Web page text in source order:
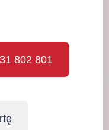
802 801